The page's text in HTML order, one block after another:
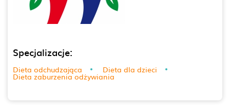
Specjalizacje:
Dieta odchudzająca Dieta dla dzieci
Dieta zaburzenia odżywiania